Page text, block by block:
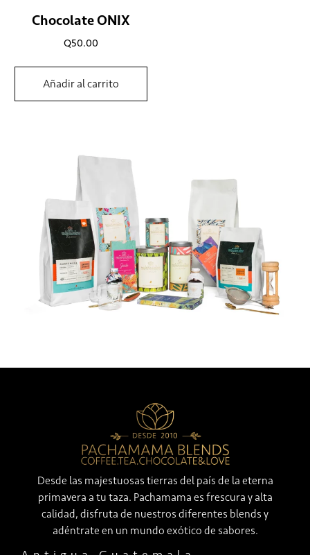
Chocolate ONIX
Q50.00
Añadir al carrito
Desde las majestuosas tierras del país de la eterna
primavera a tu taza. Pachamama es frescura y alta
calidad, disfruta de nuestros diferentes blends y
adéntrate en un mundo exótico de sabores.